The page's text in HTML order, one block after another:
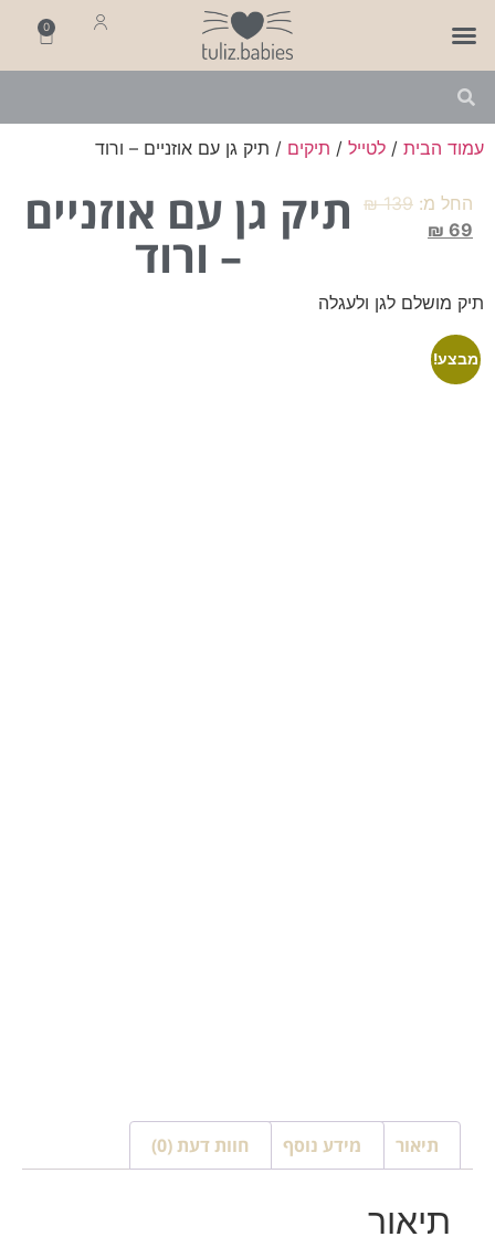
0
עמוד הבית / לטייל / תיקים / תיק גן עם אוזניים – ורוד
תיק גן עם אוזניים
– ורוד
החל מ: ₪139
₪ 69
תיק מושלם לגן ולעגלה
מבצע!
תיאור מידע נוסף חוות דעת (0)
תיאור